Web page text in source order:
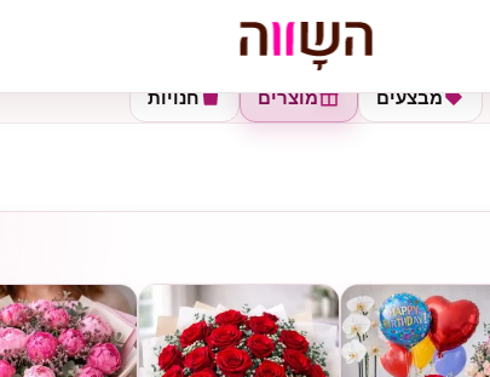
חנויות מוצרים מבצעים